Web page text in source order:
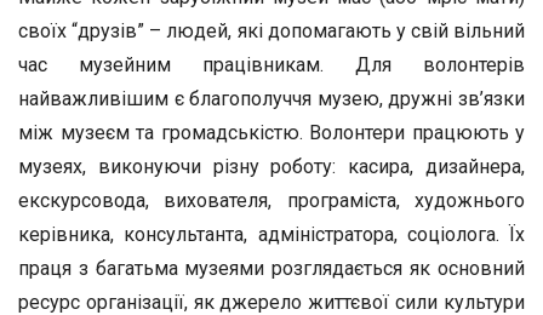
своїх “друзів” – людей, які допомагають у свій вільний
час музейним працівникам. Для волонтерів
найважливішим є благополуччя музею, дружні зв’язки
між музеєм та громадськістю. Волонтери працюють у
музеях, виконуючи різну роботу: касира, дизайнера,
екскурсовода, вихователя, програміста, художнього
керівника, консультанта, адміністратора, соціолога. Їх
праця з багатьма музеями розглядається як основний
ресурс організації, як джерело життєвої сили культури